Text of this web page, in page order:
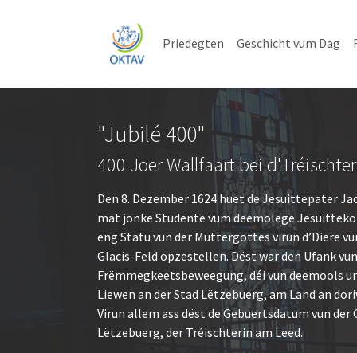
Priedegten Geschicht vum Dag
"Jubilé 400"
400 Joer Wallfaart bei
Den 8. Dezember 1624 huet de Jesuittepater
mat jonke Studente vum deemolege
eng Statu vun der Muttergottes virun d’Diere
Glacis-Feld opzestellen. Dëst war den Ufank
Frëmmegkeetsbeweegung, déi vun deemools
Liewen an der Stad Lëtzebuerg, am Land an
Virun allem ass dëst de Gebuertsdatum vun der
Lëtzebuerg, der Tréischterin am Leed.